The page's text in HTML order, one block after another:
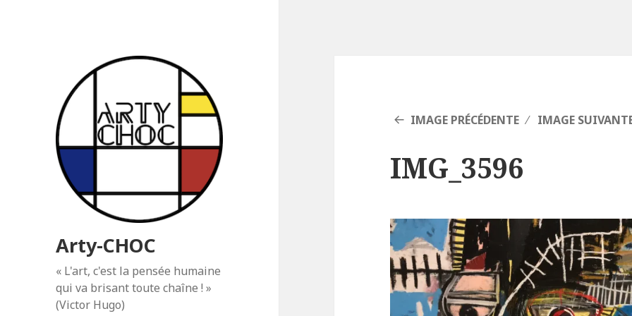
Arty-CHOC
« L'art, c'est la pensée humaine
qui va brisant toute chaîne ! »
(Victor Hugo)
IMAGE PRÉCÉDENTE IMAGE
IMG_3596